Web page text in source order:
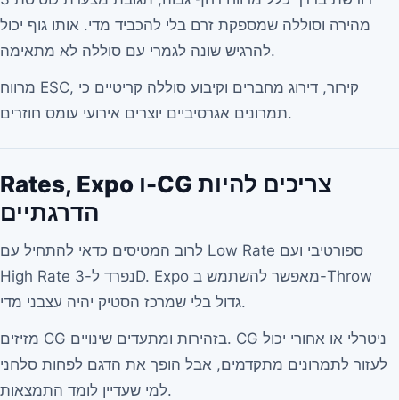
מהירה וסוללה שמספקת זרם בלי להכביד מדי. אותו גוף יכול
להרגיש שונה לגמרי עם סוללה לא מתאימה.
מרווח ESC, קירור, דירוג מחברים וקיבוע סוללה קריטיים כי
תמרונים אגרסיביים יוצרים אירועי עומס חוזרים.
Rates, Expo ו-CG צריכים להיות
הדרגתיים
לרוב המטיסים כדאי להתחיל עם Low Rate ספורטיבי ועם
High Rate נפרד ל-3D. Expo מאפשר להשתמש ב-Throw
גדול בלי שמרכז הסטיק יהיה עצבני מדי.
מזיזים CG בזהירות ומתעדים שינויים. CG ניטרלי או אחורי יכול
לעזור לתמרונים מתקדמים, אבל הופך את הדגם לפחות סלחני
למי שעדיין לומד התמצאות.